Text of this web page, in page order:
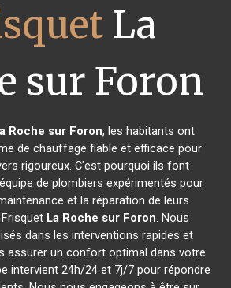
La
sur Foron
Roche sur Foron, les habitants ont
de chauffage fiable et efficace pour
rigoureux. C'est pourquoi ils font
de plombiers expérimentés pour
et la réparation de leurs
La Roche sur Foron. Nous
dans les interventions rapides et
assurer un confort optimal dans votre
intervient 24h/24 et 7j/7 pour répondre